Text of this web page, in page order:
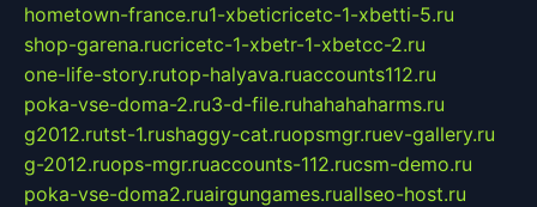
hometown-france.ru1-xbeticricetc-1-xbetti-5.ru
shop-garena.rucricetc-1-xbetr-1-xbetcc-2.ru
one-life-story.rutop-halyava.ruaccounts112.ru
poka-vse-doma-2.ru3-d-file.ruhahahaharms.ru
g2012.rutst-1.rushaggy-cat.ruopsmgr.ruev-gallery.ru
g-2012.ruops-mgr.ruaccounts-112.rucsm-demo.ru
poka-vse-doma2.ruairgungames.ruallseo-host.ru